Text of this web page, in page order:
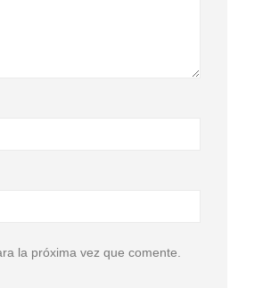
la próxima vez que comente.